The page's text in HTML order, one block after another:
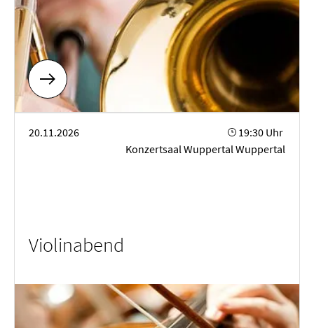
20.11.2026
19:30 Uhr
Konzertsaal Wuppertal Wuppertal
Violinabend